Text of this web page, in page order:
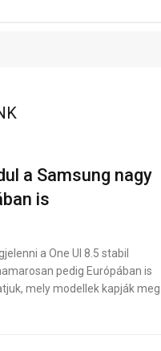
a Samsung nagy
is
a One UI 8.5 stabil
pedig Európában is
mely modellek kapják meg